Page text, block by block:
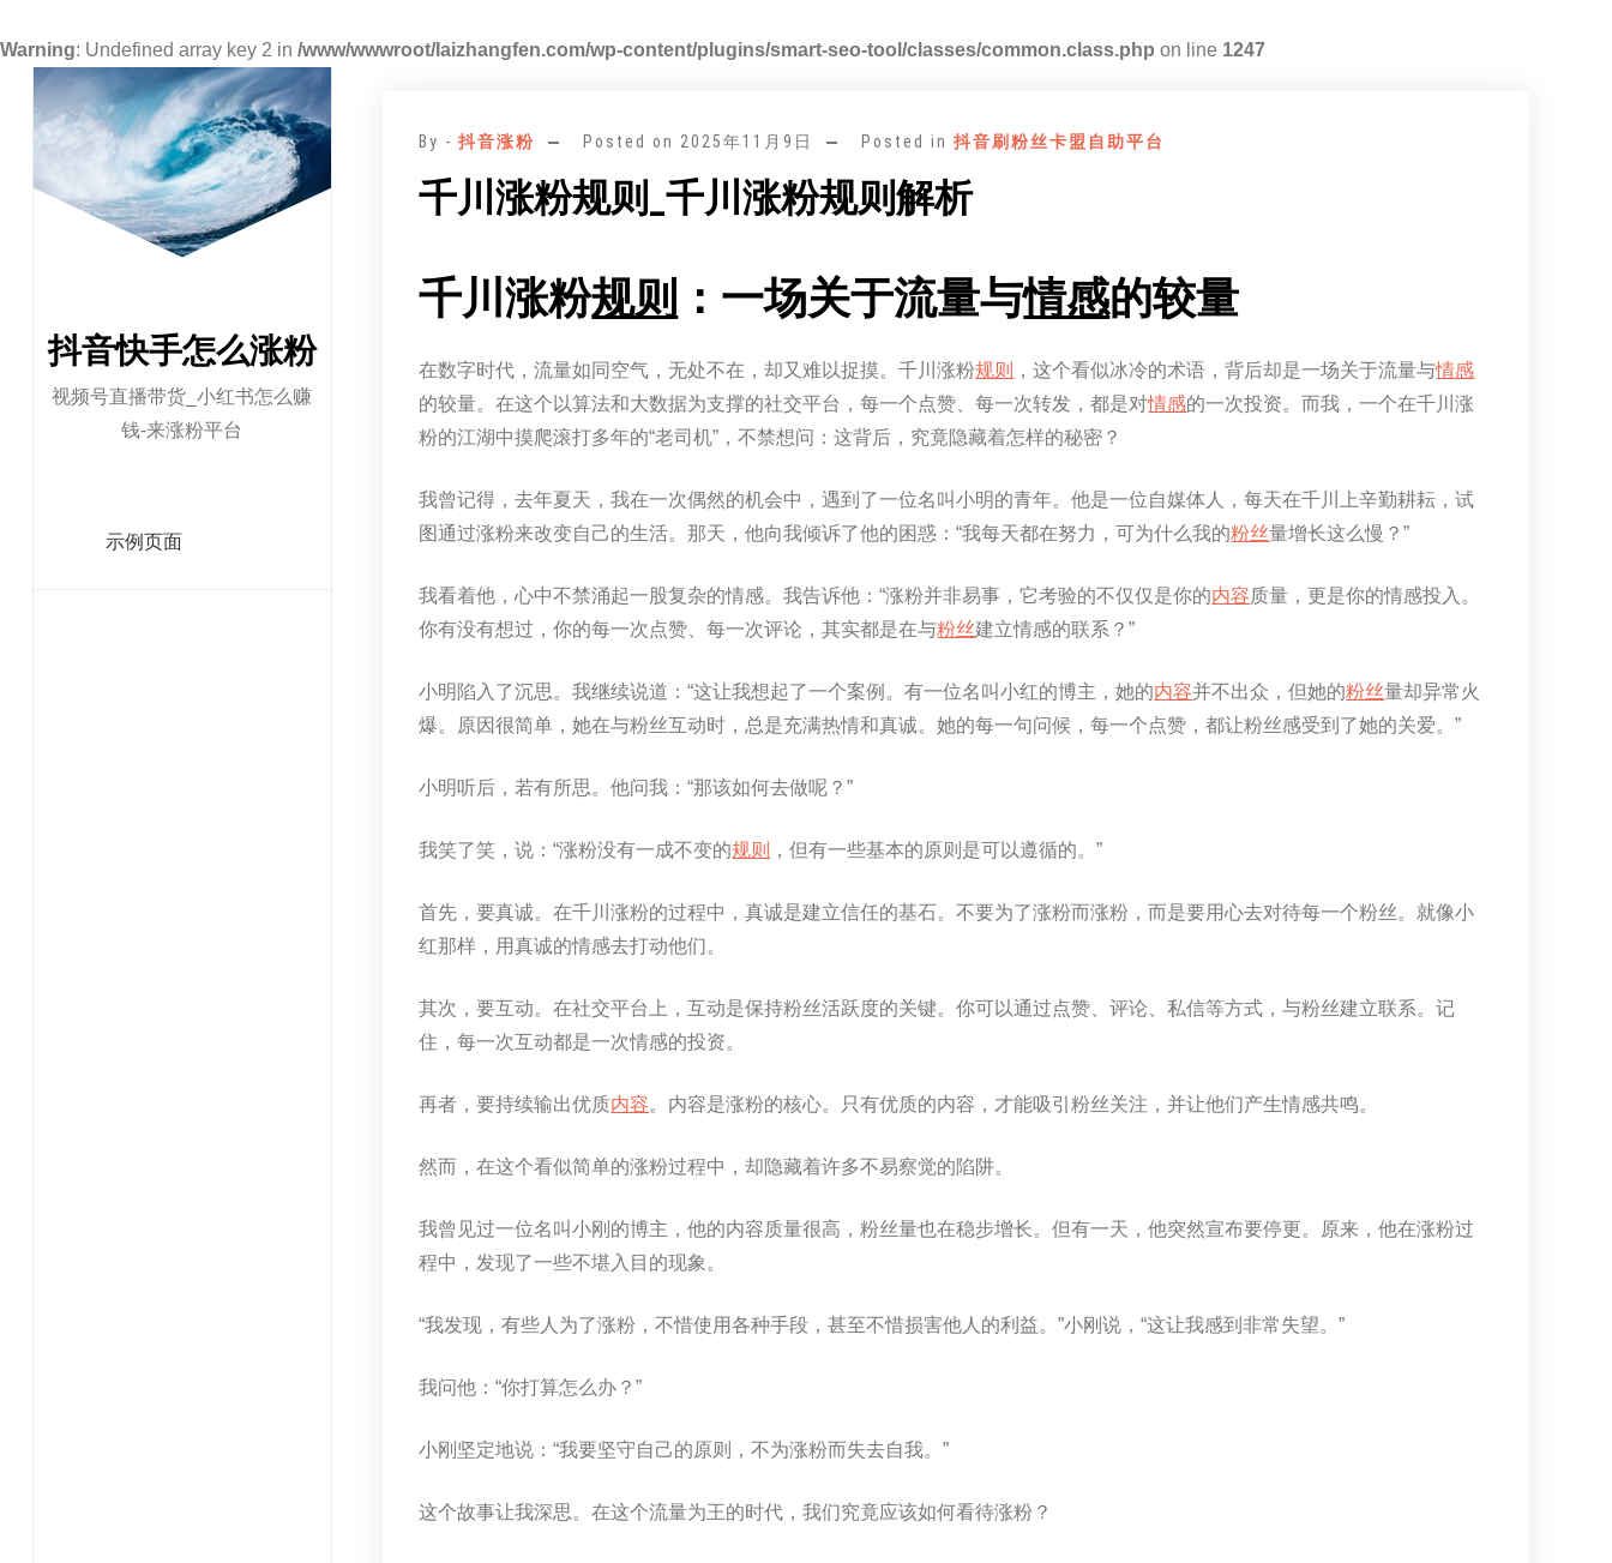
Warning: Undefined array key 2 in /www/wwwroot/laizhangfen.com/wp-content/plugins/smart-seo-tool/classes/common.class.php on line 1247
抖音快手怎么涨粉
视频号直播带货_小红书怎么赚
钱-来涨粉平台
示例页面
By -抖音涨粉 Posted on 2025年11月9日 Posted in抖音刷粉丝卡盟自助平台
千川涨粉规则_千川涨粉规则解析
千川涨粉规则 ：一场关于流量与情感的较量
在数字时代，流量如同空气，无处不在，却又难以捉摸。千川涨粉规则 ，这个看似冰冷的术语，背后却是一场关于流量与情感
的较量。在这个以算法和大数据为支撑的社交平台，每一个点赞、每一次转发，都是对情感的一次投资。而我，一个在千川涨
粉的江湖中摸爬滚打多年的“老司机”，不禁想问：这背后，究竟隐藏着怎样的秘密？
我曾记得，去年夏天，我在一次偶然的机会中，遇到了一位名叫小明的青年。他是一位自媒体人，每天在千川上辛勤耕耘，试
图通过涨粉来改变自己的生活。那天，他向我倾诉了他的困惑：“我每天都在努力，可为什么我的粉丝量增长这么慢？”
我看着他，心中不禁涌起一股复杂的情感。我告诉他：“涨粉并非易事，它考验的不仅仅是你的内容质量，更是你的情感投入。
你有没有想过，你的每一次点赞、每一次评论，其实都是在与粉丝建立情感的联系？”
小明陷入了沉思。我继续说道：“这让我想起了一个案例。有一位名叫小红的博主，她的内容并不出众，但她的粉丝量却异常火
爆。原因很简单，她在与粉丝互动时，总是充满热情和真诚。她的每一句问候，每一个点赞，都让粉丝感受到了她的关爱。”
小明听后，若有所思。他问我：“那该如何去做呢？”
我笑了笑，说：“涨粉没有一成不变的规则 ，但有一些基本的原则是可以遵循的。”
首先，要真诚。在千川涨粉的过程中，真诚是建立信任的基石。不要为了涨粉而涨粉，而是要用心去对待每一个粉丝。就像小
红那样，用真诚的情感去打动他们。
其次，要互动。在社交平台上，互动是保持粉丝活跃度的关键。你可以通过点赞、评论、私信等方式，与粉丝建立联系。记
住，每一次互动都是一次情感的投资。
再者，要持续输出优质内容。内容是涨粉的核心。只有优质的内容，才能吸引粉丝关注，并让他们产生情感共鸣。
然而，在这个看似简单的涨粉过程中，却隐藏着许多不易察觉的陷阱。
我曾见过一位名叫小刚的博主，他的内容质量很高，粉丝量也在稳步增长。但有一天，他突然宣布要停更。原来，他在涨粉过
程中，发现了一些不堪入目的现象。
“我发现，有些人为了涨粉，不惜使用各种手段，甚至不惜损害他人的利益。”小刚说，“这让我感到非常失望。”
我问他：“你打算怎么办？”
小刚坚定地说：“我要坚守自己的原则，不为涨粉而失去自我。”
这个故事让我深思。在这个流量为王的时代，我们究竟应该如何看待涨粉？